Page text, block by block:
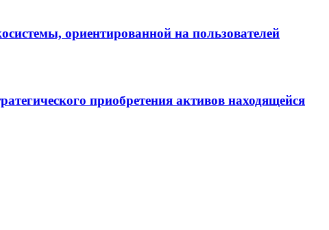
ориентированной на пользователей
приобретения активов находящейся